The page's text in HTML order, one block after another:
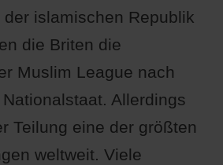
der islamischen Republik
die Briten die
Muslim League nach
Allerdings
Teilung eine der größten
weltweit. Viele